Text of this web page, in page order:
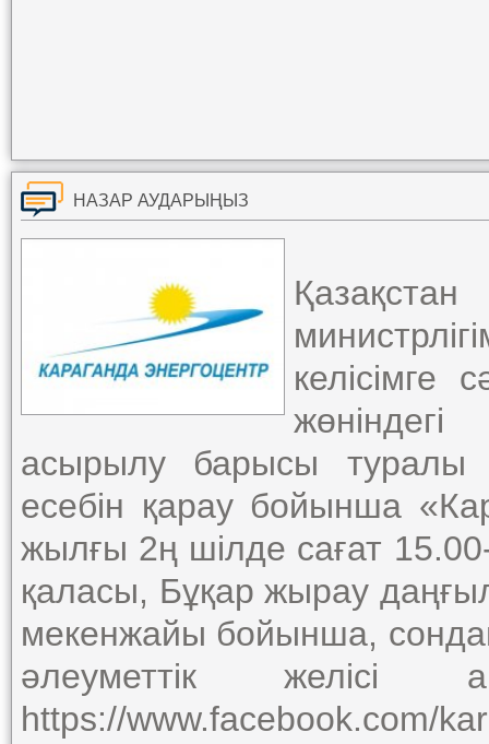
НАЗАР АУДАРЫҢЫЗ
асырылу барысы туралы
есебін қарау бойынша
жылғы 2ң шілде сағат
қаласы, Бұқар жырау
мекенжайы бойынша,
әлеуметтік желісі
https://